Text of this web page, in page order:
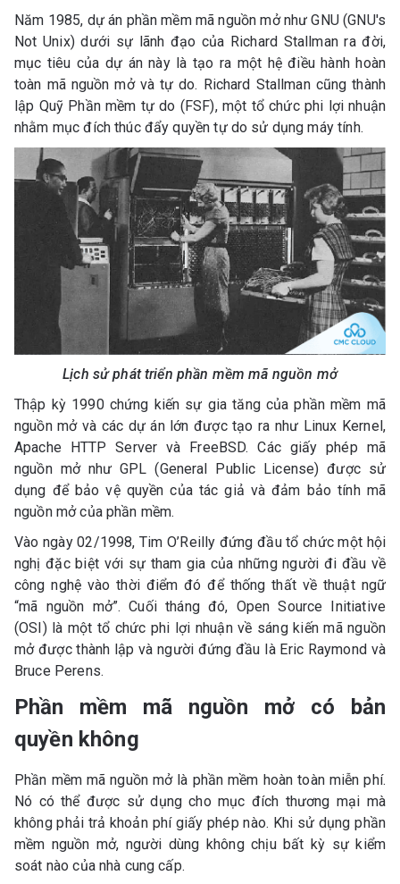
Năm 1985, dự án phần mềm mã nguồn mở như GNU (GNU's
Not Unix) dưới sự lãnh đạo của Richard Stallman ra đời,
mục tiêu của dự án này là tạo ra một hệ điều hành hoàn
toàn mã nguồn mở và tự do. Richard Stallman cũng thành
lập Quỹ Phần mềm tự do (FSF), một tổ chức phi lợi nhuận
nhằm mục đích thúc đẩy quyền tự do sử dụng máy tính.
Lịch sử phát triển phần mềm mã nguồn mở
Thập kỳ 1990 chứng kiến sự gia tăng của phần mềm mã
nguồn mở và các dự án lớn được tạo ra như Linux Kernel,
Apache HTTP Server và FreeBSD. Các giấy phép mã
nguồn mở như GPL (General Public License) được sử
dụng để bảo vệ quyền của tác giả và đảm bảo tính mã
nguồn mở của phần mềm.
Vào ngày 02/1998, Tim O’Reilly đứng đầu tổ chức một hội
nghị đặc biệt với sự tham gia của những người đi đầu về
công nghệ vào thời điểm đó để thống thất về thuật ngữ
“mã nguồn mở”. Cuối tháng đó, Open Source Initiative
(OSI) là một tổ chức phi lợi nhuận về sáng kiến mã nguồn
mở được thành lập và người đứng đầu là Eric Raymond và
Bruce Perens.
Phần mềm mã nguồn mở có bản
quyền không
Phần mềm mã nguồn mở là phần mềm hoàn toàn miễn phí.
Nó có thể được sử dụng cho mục đích thương mại mà
không phải trả khoản phí giấy phép nào. Khi sử dụng phần
mềm nguồn mở, người dùng không chịu bất kỳ sự kiểm
soát nào của nhà cung cấp.